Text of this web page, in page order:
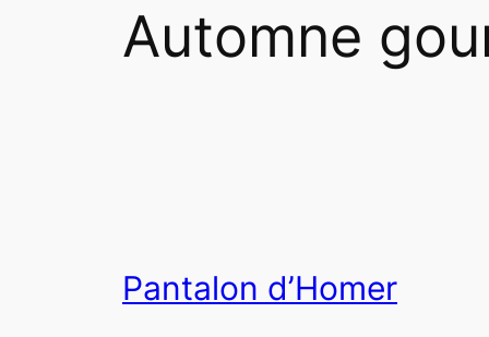
Automne
Pantalon d’Homer